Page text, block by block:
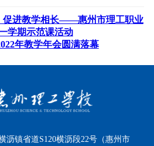
促进教学相长——惠州市理工职业
学期示范课活动
年教学年会圆满落幕
沥镇省道S120横沥段22号（惠州市